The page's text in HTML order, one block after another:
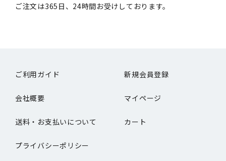
ご注文は365日、24時間お受けしております。
ご利用ガイド 新規会員登録
会社概要 マイページ
送料・お支払いについて カート
プライバシーポリシー